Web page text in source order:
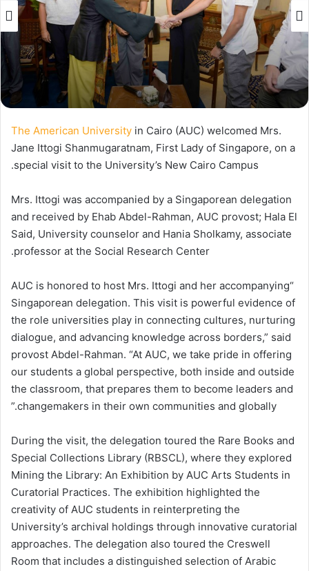
The American University in Cairo (AUC) welcomed Mrs.
Jane Ittogi Shanmugaratnam, First Lady of Singapore, on a
special visit to the University’s New Cairo Campus.
Mrs. Ittogi was accompanied by a Singaporean delegation
and received by Ehab Abdel-Rahman, AUC provost; Hala El
Said, University counselor and Hania Sholkamy, associate
professor at the Social Research Center.
“AUC is honored to host Mrs. Ittogi and her accompanying
Singaporean delegation. This visit is powerful evidence of
the role universities play in connecting cultures, nurturing
dialogue, and advancing knowledge across borders,” said
provost Abdel-Rahman. “At AUC, we take pride in offering
our students a global perspective, both inside and outside
the classroom, that prepares them to become leaders and
changemakers in their own communities and globally.”
During the visit, the delegation toured the Rare Books and
Special Collections Library (RBSCL), where they explored
Mining the Library: An Exhibition by AUC Arts Students in
Curatorial Practices. The exhibition highlighted the
creativity of AUC students in reinterpreting the
University’s archival holdings through innovative curatorial
approaches. The delegation also toured the Creswell
Room that includes a distinguished selection of Arabic